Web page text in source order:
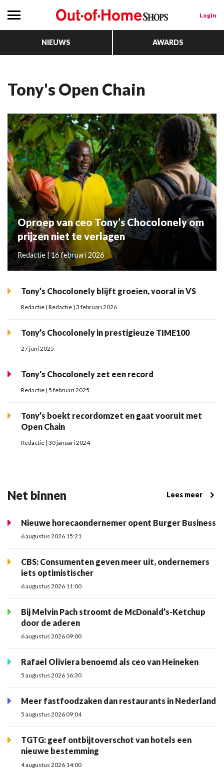
Login
NIEUWS AWARDS
Tony's Open Chain
Oproep van ceo Tony’s Chocolonely om
prijzen niet te verlagen
Redactie | 16 februari 2026
Tony’s Chocolonely blijft groeien, vooral in VS
Redactie | Redactie | 3 februari 2026
Tony’s Chocolonely in prestigieuze TIME100
27 juni 2025
Tony's Chocolonely zet een record
Redactie | 5 februari 2025
Tony’s boekt recordomzet en gaat vooruit met
Open Chain
Redactie | 30 januari 2024
Net binnen Lees meer
Nieuwe horecaondernemer opent Burger Business
6 augustus 2026 15:21
CBS: Consumenten geven meer uit, ondernemers
iets optimistischer
6 augustus 2026 11:00
Bij Melvin Pach stroomt de McDonald’s-Ketchup
door de aderen
6 augustus 2026 09:00
Rafael Oliviera benoemd als ceo van Heineken
5 augustus 2026 16:30
Meer fastfoodzaken dan restaurants in Nederland
5 augustus 2026 09:04
TGTG: geef ontbijtoverschot van hotels een
nieuwe bestemming
4 augustus 2026 14:00